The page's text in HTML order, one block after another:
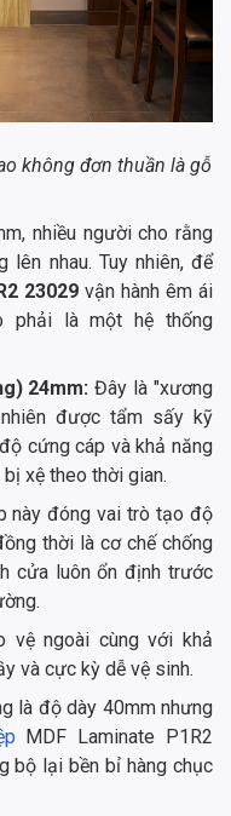
không đơn thuần là gỗ
nhiều người cho rằng
nhau. Tuy nhiên, để
23029vận hành êm ái
phải là một hệ thống
24mm:Đây là "xương
được tẩm sấy kỹ
cứng cáp và khả năng
xệ theo thời gian.
này đóng vai trò tạo độ
thời là cơ chế chống
cửa luôn ổn định trước
vệ ngoài cùng với khả
và cực kỳ dễ vệ sinh.
là độ dày 40mm nhưng
MDF Laminate P1R2
bộ lại bền bỉ hàng chục